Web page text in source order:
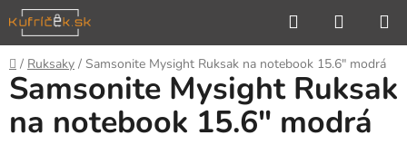
Prejsť
na
obsah
Hľadať
KOŠÍK
Domov
/ Ruksaky / Samsonite Mysight Ruksak na notebook 15.6" modrá
Samsonite Mysight Ruksak
na notebook 15.6" modrá